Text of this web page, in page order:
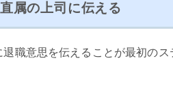
属の上司に伝える
退職意思を伝えることが最初のス